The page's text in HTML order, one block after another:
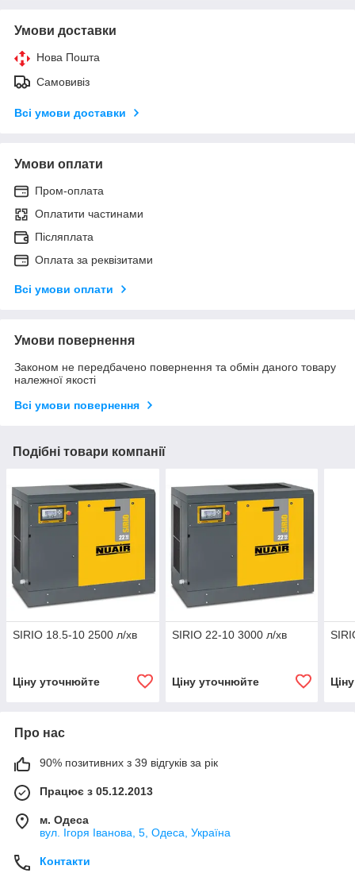
Умови доставки
Нова Пошта
Самовивіз
Всі умови доставки
Умови оплати
Пром-оплата
Оплатити частинами
Післяплата
Оплата за реквізитами
Всі умови оплати
Умови повернення
Законом не передбачено повернення та обмін даного товару
належної якості
Всі умови повернення
Подібні товари компанії
SIRIO 18.5-10 2500 л/хв
Ціну уточнюйте
SIRIO 22-10 3000 л/хв
Ціну уточнюйте
Про нас
90% позитивних з 39 відгуків за рік
Працює з 05.12.2013
м. Одеса
вул. Ігоря Іванова, 5, Одеса, Україна
Контакти